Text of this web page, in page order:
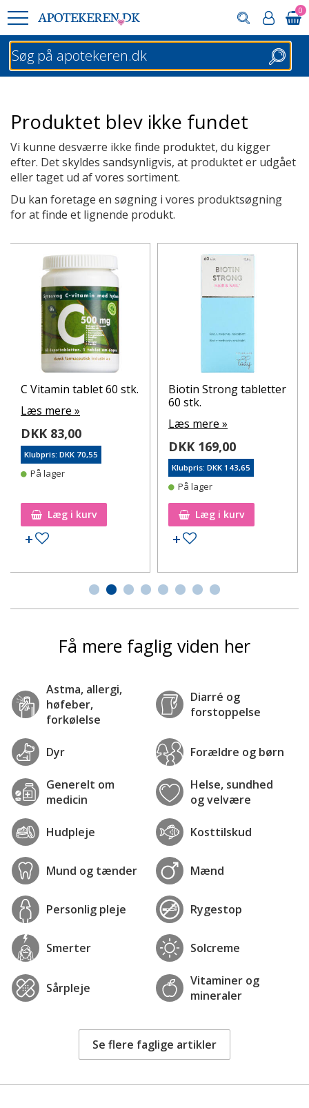
0
Søg
Produktet blev ikke fundet
Vi kunne desværre ikke finde produktet, du kigger
efter. Det skyldes sandsynligvis, at produktet er udgået
eller taget ud af vores sortiment.
Du kan foretage en søgning i vores produktsøgning
for at finde et lignende produkt.
C Vitamin tablet 60 stk.
Læs mere »
DKK 83,00
Klubpris: DKK 70,55
På lager
Læg i kurv
Tilføj til ønskeseddel
Biotin Strong tabletter
60 stk.
Læs mere »
DKK 169,00
Klubpris: DKK 143,65
På lager
Læg i kurv
Tilføj til ønskeseddel
Få mere faglig viden her
Astma, allergi,
høfeber,
forkølelse
Diarré og
forstoppelse
Dyr Forældre og børn
Generelt om
medicin
Helse, sundhed
og velvære
Hudpleje Kosttilskud
Mund og tænder Mænd
Personlig pleje Rygestop
Smerter Solcreme
Sårpleje
Vitaminer og
mineraler
Se flere faglige artikler